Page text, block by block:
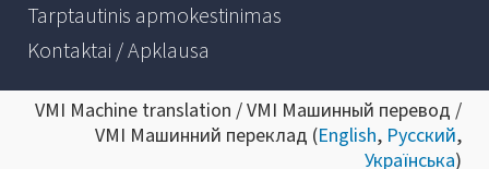
Tarptautinis apmokestinimas
Kontaktai / Apklausa
VMI Machine translation / VMI Машинный перевод /
VMI Машинний переклад (English, Русский,
Українська)